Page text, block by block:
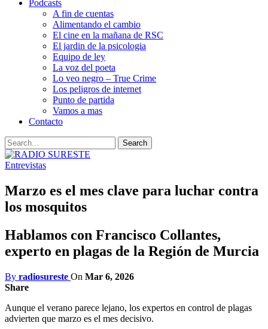
Podcasts
A fin de cuentas
Alimentando el cambio
El cine en la mañana de RSC
El jardin de la psicologia
Equipo de ley
La voz del poeta
Lo veo negro – True Crime
Los peligros de internet
Punto de partida
Vamos a mas
Contacto
Entrevistas
Marzo es el mes clave para luchar contra
los mosquitos
Hablamos con Francisco Collantes,
experto en plagas de la Región de Murcia
By radiosureste On Mar 6, 2026
Share
Aunque el verano parece lejano, los expertos en control de plagas
advierten que marzo es el mes decisivo.